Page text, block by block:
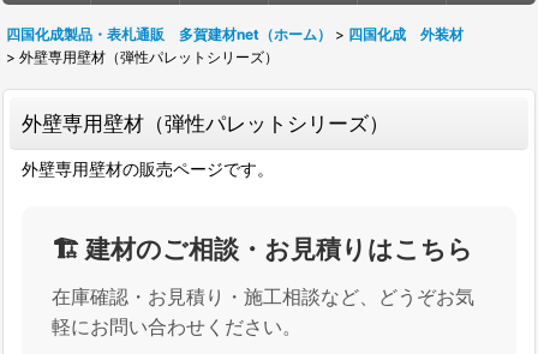
四国化成製品・表札通販 多賀建材net（ホーム） > 四国化成 外装材
> 外壁専用壁材（弾性パレットシリーズ）
外壁専用壁材（弾性パレットシリーズ）
外壁専用壁材の販売ページです。
🏗️ 建材のご相談・お見積りはこちら
在庫確認・お見積り・施工相談など、どうぞお気
軽にお問い合わせください。